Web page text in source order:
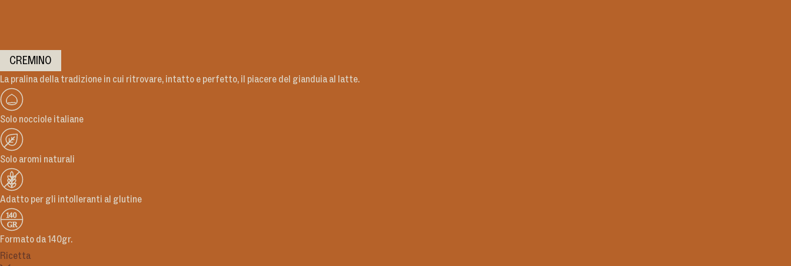
CREMINO
La pralina della tradizione in cui ritrovare, intatto e perfetto, il piacere del gianduia al latte.
Solo nocciole italiane
Solo aromi naturali
Adatto per gli intolleranti al glutine
Formato da 140gr.
Ricetta